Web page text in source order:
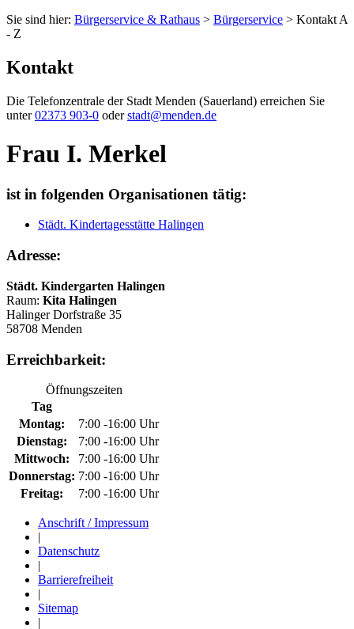
Sie sind hier: Bürgerservice & Rathaus > Bürgerservice > Kontakt A
- Z
Kontakt
Die Telefonzentrale der Stadt Menden (Sauerland) erreichen Sie
unter02373 903-0 oderstadt@menden.de
Frau I. Merkel
ist in folgenden Organisationen tätig:
Städt. Kindertagesstätte Halingen
Adresse:
Städt. Kindergarten Halingen
Raum: Kita Halingen
Halinger Dorfstraße 35
58708 Menden
Erreichbarkeit:
Öffnungszeiten
Tag
Montag:
7:00 -16:00 Uhr
Dienstag:
7:00 -16:00 Uhr
Mittwoch:
7:00 -16:00 Uhr
Donnerstag: 7:00 -16:00 Uhr
Freitag:
7:00 -16:00 Uhr
Anschrift / Impressum
|
Datenschutz
|
Barrierefreiheit
|
Sitemap
|